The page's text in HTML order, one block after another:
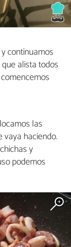
continuamos
alista todos
las
haciendo.
y
podemos